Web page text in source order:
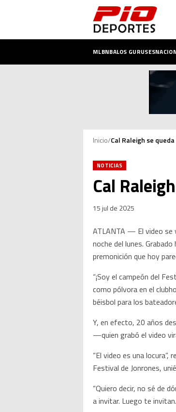
MLBNBALOS GURUSES
Inicio/Cal Raleigh se
NOTICIAS
Cal
15 jul de 2025
ATLANTA — El video se
noche del lunes.
premonición que hoy
“¡Soy el campeón del
como pólvora en el
béisbol para los
Y, en efecto, 20 años
—quien grabó el video
“El video es una
Festival de Jonrones,
“Quiero decir, no sé de
a invitar. Luego te